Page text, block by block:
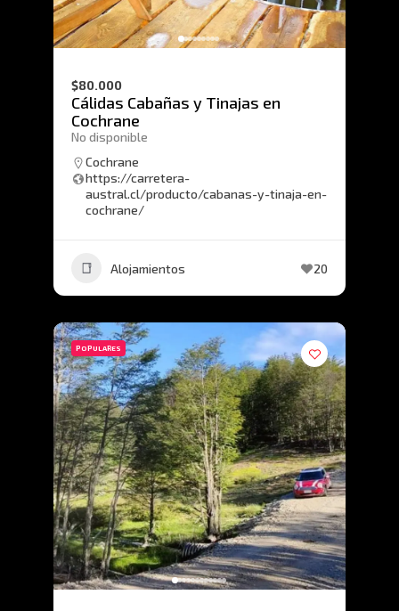
$80.000
Cálidas Cabañas y Tinajas en
Cochrane
No disponible
Cochrane
https://carretera-
austral.cl/producto/cabanas-y-tinaja-en-
cochrane/
Alojamientos 20
POPULARES